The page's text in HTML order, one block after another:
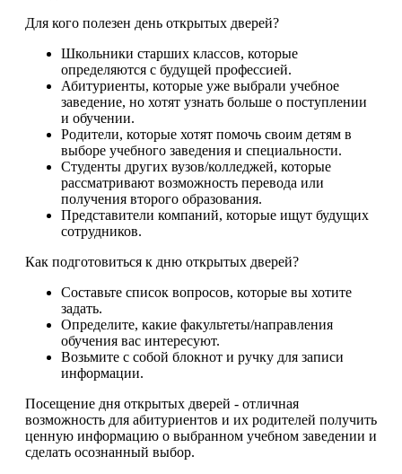
Для кого полезен день открытых дверей?
Школьники старших классов, которые
определяются с будущей профессией.
Абитуриенты, которые уже выбрали учебное
заведение, но хотят узнать больше о поступлении
и обучении.
Родители, которые хотят помочь своим детям в
выборе учебного заведения и специальности.
Студенты других вузов/колледжей, которые
рассматривают возможность перевода или
получения второго образования.
Представители компаний, которые ищут будущих
сотрудников.
Как подготовиться к дню открытых дверей?
Составьте список вопросов, которые вы хотите
задать.
Определите, какие факультеты/направления
обучения вас интересуют.
Возьмите с собой блокнот и ручку для записи
информации.
Посещение дня открытых дверей - отличная
возможность для абитуриентов и их родителей получить
ценную информацию о выбранном учебном заведении и
сделать осознанный выбор.